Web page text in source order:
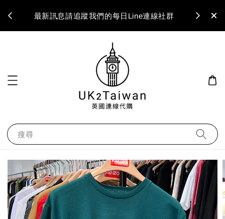
最新訊息請追蹤我們的每日Line連線社群
搜尋